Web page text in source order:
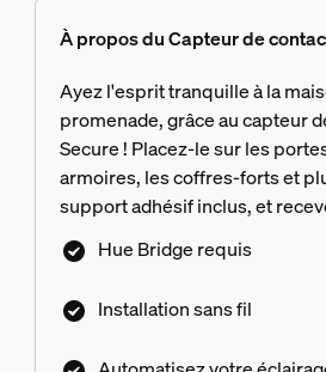
À propos du Capteur de
Ayez l'esprit tranquille à la
promenade, grâce au capteur
Secure ! Placez-le sur les
armoires, les coffres-forts et
support adhésif inclus, et
notification ou allumez les
d’ouverture.
Hue Bridge requis
Installation sans fil